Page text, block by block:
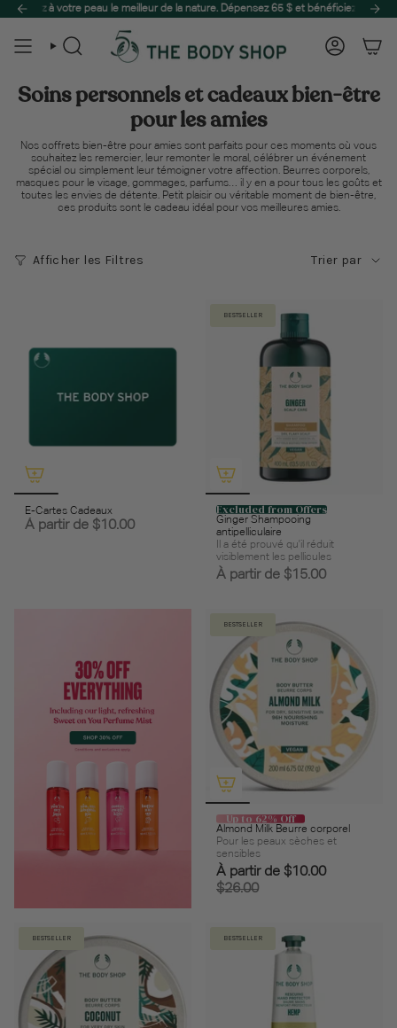
Passer
au
à votre peau le meilleur de la nature. Dépensez 65 $ et bénéficiez de la livraison
ensoleillé avec The Juicy Era, une collection vibrante conçue pour capturer
Recherche Compte
Soins personnels et cadeaux bien-être
pour les amies
Nos coffrets bien-être pour amies sont parfaits pour ces moments où vous
souhaitez les remercier, leur remonter le moral, célébrer un événement
spécial ou simplement leur témoigner votre affection. Beurres corporels,
masques pour le visage, gommages, parfums… il y en a pour tous les goûts et
toutes les envies de détente. Petit plaisir ou véritable moment de bien-être,
ces produits sont le cadeau idéal pour vos meilleures amies.
Afficher les Filtres
Trier
Trier par
E-Cartes Cadeaux
À partir de $10.00
BESTSELLER
Excluded from Offers
Ginger Shampooing
antipelliculaire
Il a été prouvé qu'il réduit
visiblement les pellicules
À partir de $15.00
BESTSELLER
Up to 62% Off
Almond Milk Beurre corporel
Pour les peaux sèches et
sensibles
À partir de $10.00
$26.00
BESTSELLER BESTSELLER